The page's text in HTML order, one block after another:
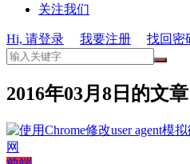
关注我们
Hi, 请登录 我要注册 找回密
2016年03月8日的文章